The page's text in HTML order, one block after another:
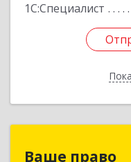
1С:Специалист
Ваше право